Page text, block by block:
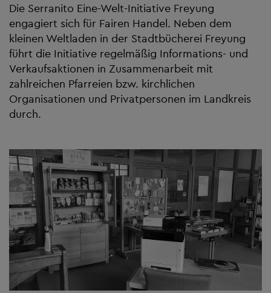
Die Serranito Eine-Welt-Initiative Freyung
engagiert sich für Fairen Handel. Neben dem
kleinen Weltladen in der Stadtbücherei Freyung
führt die Initiative regelmäßig Informations- und
Verkaufsaktionen in Zusammenarbeit mit
zahlreichen Pfarreien bzw. kirchlichen
Organisationen und Privatpersonen im Landkreis
durch.